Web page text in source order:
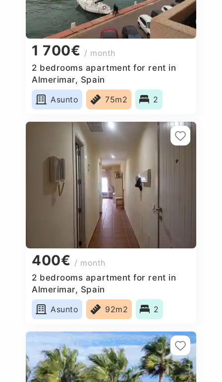
1 700€ / month
2 bedrooms apartment for rent in
Almerimar, Spain
Asunto
75m2 2
400€ / month
2 bedrooms apartment for rent in
Almerimar, Spain
Asunto
92m2 2